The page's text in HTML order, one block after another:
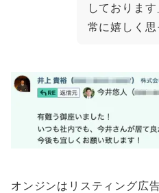
しておりま
常に嬉しく思
オンジンはリスティング広